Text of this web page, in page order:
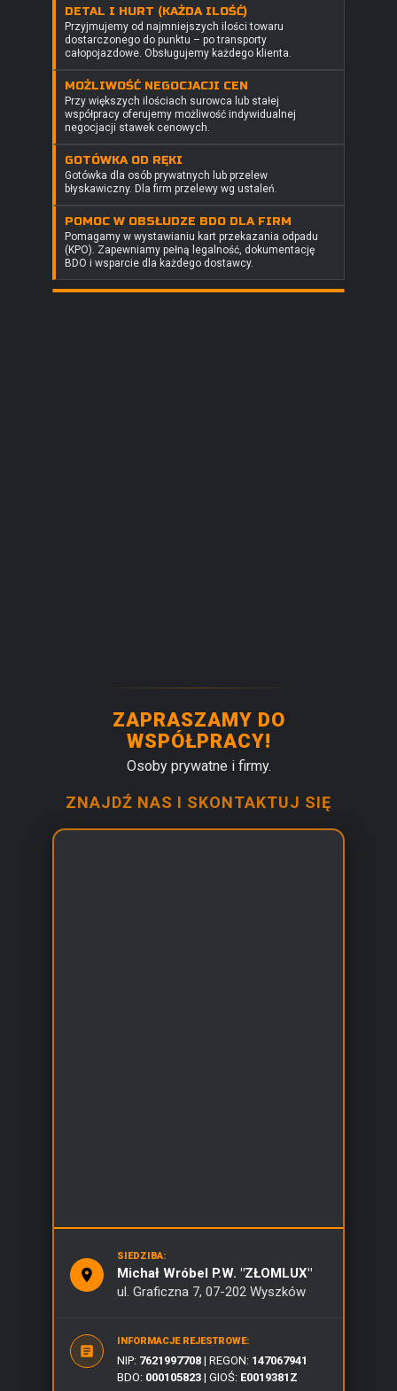
DETAL I HURT (KAŻDA ILOŚĆ)
Przyjmujemy od najmniejszych ilości towaru
dostarczonego do punktu – po transporty
całopojazdowe. Obsługujemy każdego klienta.
MOŻLIWOŚĆ NEGOCJACJI CEN
Przy większych ilościach surowca lub stałej
współpracy oferujemy możliwość indywidualnej
negocjacji stawek cenowych.
GOTÓWKA OD RĘKI
Gotówka dla osób prywatnych lub przelew
błyskawiczny. Dla firm przelewy wg ustaleń.
POMOC W OBSŁUDZE BDO DLA FIRM
Pomagamy w wystawianiu kart przekazania odpadu
(KPO). Zapewniamy pełną legalność, dokumentację
BDO i wsparcie dla każdego dostawcy.
SKUP ZŁOMU STALOWEGO WYSZKÓW –
SKUP METALI KOLOROWYCH I
ZAPRASZAMY DO
WSPÓŁPRACY!
Osoby prywatne i firmy.
ZNAJDŹ NAS I SKONTAKTUJ SIĘ
SIEDZIBA:
Michał Wróbel P.W. "ZŁOMLUX"
ul. Graficzna 7, 07-202 Wyszków
INFORMACJE REJESTROWE:
NIP: 762​199​7708| REGON: 147​067​941
BDO: 000​105​823| GIOŚ: E00​193​81Z